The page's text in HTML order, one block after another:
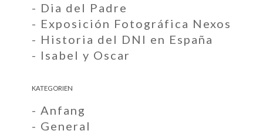
- Dia del Padre
- Exposición Fotográfica Nexos
- Historia del DNI en España
- Isabel y Oscar
KATEGORIEN
- Anfang
- General